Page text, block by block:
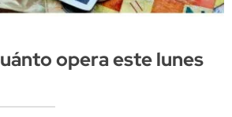
opera este lunes